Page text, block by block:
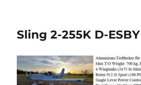
Sling 2-255K D-ESBY